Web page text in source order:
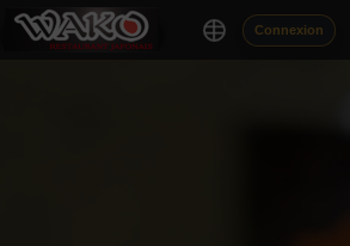
Connexion